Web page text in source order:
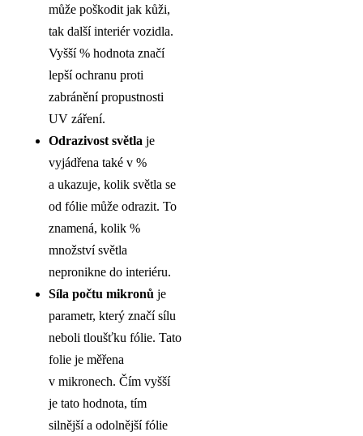
může poškodit jak kůži,
tak další interiér vozidla.
Vyšší % hodnota značí
lepší ochranu proti
zabránění propustnosti
UV záření.
Odrazivost světla je
vyjádřena také v %
a ukazuje, kolik světla se
od fólie může odrazit. To
znamená, kolik %
množství světla
nepronikne do interiéru.
Síla počtu mikronů je
parametr, který značí sílu
neboli tloušťku fólie. Tato
folie je měřena
v mikronech. Čím vyšší
je tato hodnota, tím
silnější a odolnější fólie